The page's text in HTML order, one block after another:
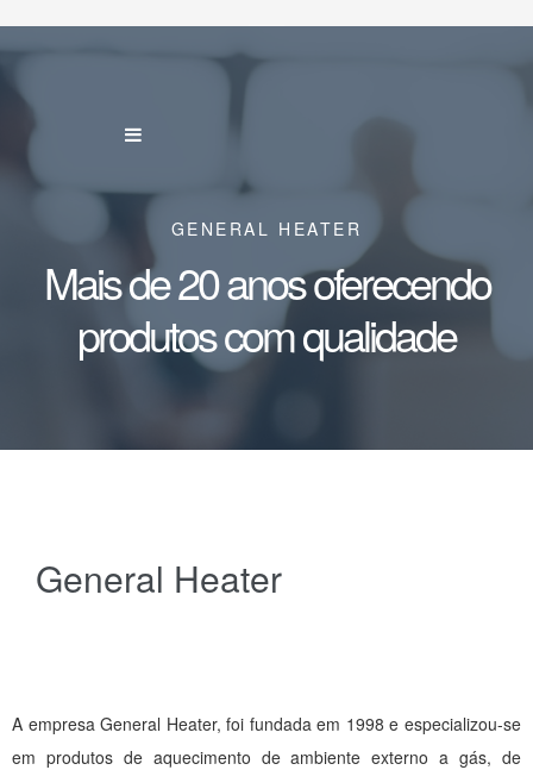
GENERAL HEATER
Mais de 20 anos oferecendo
produtos com qualidade
General Heater
A empresa General Heater, foi fundada em 1998 e especializou-se
em produtos de aquecimento de ambiente externo a gás, de